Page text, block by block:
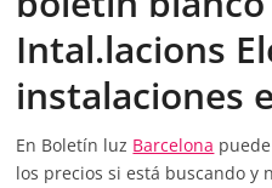
Intal.lacions
instalaciones
En Boletín luz Barcelona
los precios si está buscando y